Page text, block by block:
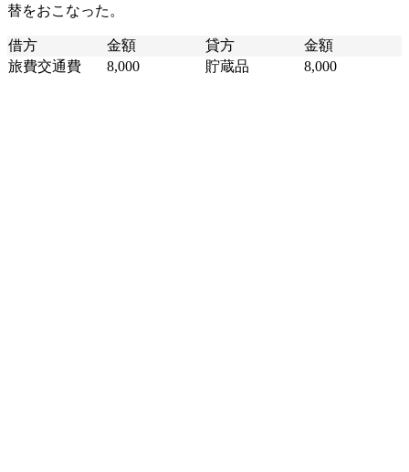
替をおこなった。
借方 金額 貸方
金額
旅費交通費
8,000 貯蔵品 8,000